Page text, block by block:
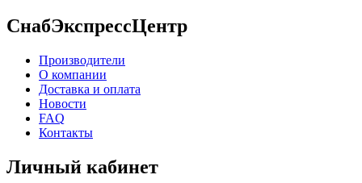
СнабЭкспрессЦентр
Производители
О компании
Доставка и оплата
Новости
FAQ
Контакты
Личный кабинет